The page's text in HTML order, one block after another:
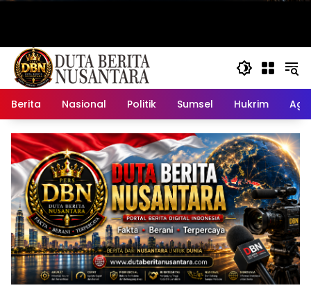
Berita Nasional Politik Sumsel Hukrim